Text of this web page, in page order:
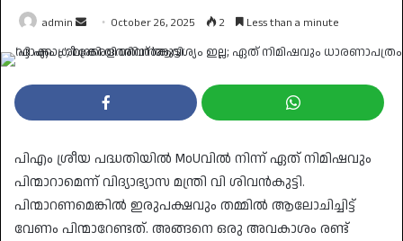
admin
Send
an
October 26, 2025 2 Less than a minute
പിഎം ശ്രീയ പദ്ധതിയിൽ MoUവിൽ നിന്ന് ഏത് നിമിഷവും
പിന്മാറാമെന്ന് വിദ്യാഭ്യാസ മന്ത്രി വി ശിവൻകുട്ടി.
പിന്മാറണമെങ്കില്‍ ഇരുപക്ഷവും തമ്മില്‍ ആലോചിച്ചിട്ട്
വേണം പിന്മാറേണ്ടത്. അങ്ങനെ ഒരു അവകാശം രണ്ട്